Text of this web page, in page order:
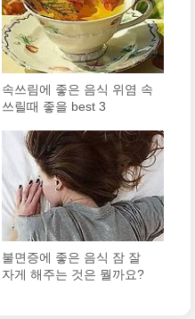
속쓰림에 좋은 음식 위염 속
쓰릴때 좋을 best 3
불면증에 좋은 음식 잠 잘
자게 해주는 것은 뭘까요?